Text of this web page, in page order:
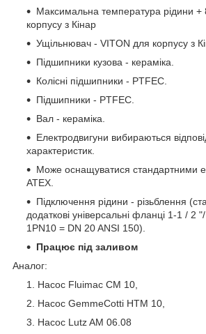
Максимальна температура рідини +
корпусу з Кінар
Ущільнювач - VITON для корпусу з
Підшипники кузова - кераміка.
Колісні підшипники - PTFEC.
Підшипники - PTFEC.
Вал - кераміка.
Електродвигуни вибираються
характеристик.
Може оснащуватися стандартними
ATEX.
Підключення рідини - різьблення
додаткові універсальні фланці 1-1 / 2
1PN10 = DN 20 ANSI 150).
Працює під заливом
Аналог:
Насос Fluimac CM 10,
Насос GemmeCotti HTM 10,
Насос Lutz AM 06.08